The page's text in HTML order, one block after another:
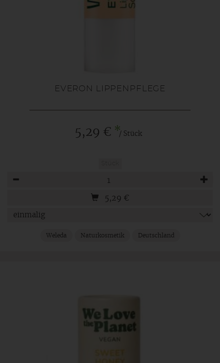
EVERON LIPPENPFLEGE
5,29 € */ Stück
5,29 €
Weleda Naturkosmetik Deutschland